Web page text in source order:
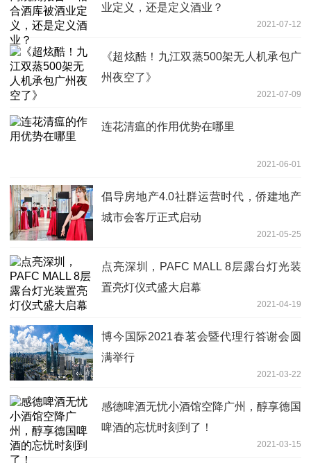
业定义，还是定义酒业？
2021-07-12
《超炫酷！九江双蒸500架无人机承包广
州夜空了》
2021-07-09
连花清瘟的作用优势在哪里
2021-06-01
倡导房地产4.0社群运营时代，侨建地产
城市会客厅正式启动
2021-05-25
点亮深圳，PAFC MALL 8层露台灯光装
置亮灯仪式盛大启幕
2021-04-19
博今国际2021春茗会暨代理行答谢会圆
满举行
2021-03-22
感德啤酒无忧小酒馆空降广州，醇享德国
啤酒的忘忧时刻到了！
2021-03-15